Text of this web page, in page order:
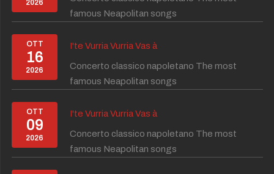
2026
famous Neapolitan songs
OTT
16
2026
I'te Vurria Vurria Vas à
Concerto classico napoletano The most
famous Neapolitan songs
OTT
09
2026
I'te Vurria Vurria Vas à
Concerto classico napoletano The most
famous Neapolitan songs